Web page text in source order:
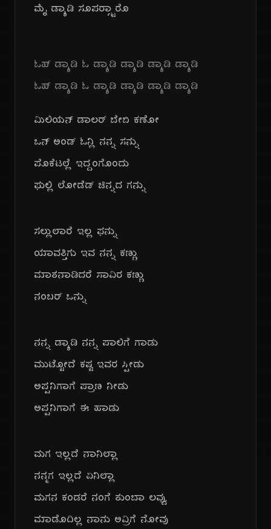
ಮೈ ಡ್ಯಾಡಿ ಸೂಪರ್‍ಸ್ಟಾರೊ
ಓಹ್ ಡ್ಯಾಡಿ ಓ ಡ್ಯಾಡಿ ಡ್ಯಾಡಿ ಡ್ಯಾಡಿ ಡ್ಯಾಡಿ
ಓಹ್ ಡ್ಯಾಡಿ ಓ ಡ್ಯಾಡಿ ಡ್ಯಾಡಿ ಡ್ಯಾಡಿ ಡ್ಯಾಡಿ
ಮಿಲಿಯನ್ ಡಾಲರ್ ಬೇಬಿ ಕಣೋ
ಒನ್ ಅಂಡ್ ಓನ್ಲಿ ನನ್ನ ಸನ್ನು
ಪೊಕೆಟಲ್ಲೆ ಇದ್ದಂಗೊಂದು
ಫುಲ್ಲಿ ಲೋಡೆಡ್ ಚಿನ್ನದ ಗನ್ನು
ಸಲ್ಲುಲಾರೆ ಇಲ್ಲ ಫನ್ನು
ಯಾವತ್ತಿಗು ಇವ ನನ್ನ ಕಣ್ಣು
ಮಾತನಾಡಿದರೆ ಸಾವಿರ ಕಣ್ಣು
ನಂಬರ್ ಒನ್ನು
ನನ್ನ ಡ್ಯಾಡಿ ನನ್ನ ಪಾಲಿಗೆ ಗಾಡು
ಮುಟ್ಟೋದೆ ಕಷ್ಟ ಇವರ ಸ್ಪೀಡು
ಅಪ್ಪನಿಗಾಗೆ ಪ್ರಾಣ ನೀಡು
ಅಪ್ಪನಿಗಾಗೆ ಈ ಹಾಡು
ಮಗ ಇಲ್ಲದೆ ನಾನಿಲ್ಲಾ
ನನ್ಮಗ ಇಲ್ಲದೆ ಏನಿಲ್ಲಾ
ಮಗನ ಕಂಡರೆ ನಂಗೆ ತುಂಬಾ ಲವ್ವು
ಮಾಡೊದಿಲ್ಲ ನಾನು ಅವ್ರಿಗೆ ನೋವು